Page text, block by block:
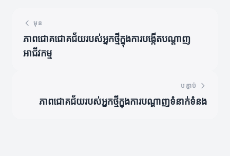
មុន
ភាពជោគជោគជ័យរបស់អ្នកថ្មីក្នុងការបង្កើតបណ្តាញ
អាជីវកម្ម
បន្ទាប់
ភាពជោគជ័យរបស់អ្នកថ្មីក្នុងការបណ្តាញទំនាក់ទំនង